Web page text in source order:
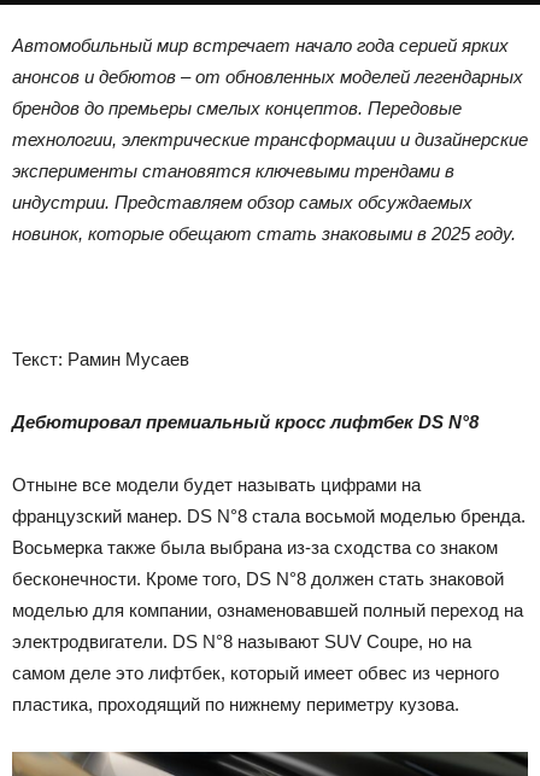
Автомобильный мир встречает начало года серией ярких
анонсов и дебютов – от обновленных моделей легендарных
брендов до премьеры смелых концептов. Передовые
технологии, электрические трансформации и дизайнерские
эксперименты становятся ключевыми трендами в
индустрии. Представляем обзор самых обсуждаемых
новинок, которые обещают стать знаковыми в 2025 году.
Текст: Рамин Мусаев
Дебютировал премиальный кросс лифтбек DS N°8
Отныне все модели будет называть цифрами на
французский манер. DS N°8 стала восьмой моделью бренда.
Восьмерка также была выбрана из-за сходства со знаком
бесконечности. Кроме того, DS N°8 должен стать знаковой
моделью для компании, ознаменовавшей полный переход на
электродвигатели. DS N°8 называют SUV Coupe, но на
самом деле это лифтбек, который имеет обвес из черного
пластика, проходящий по нижнему периметру кузова.